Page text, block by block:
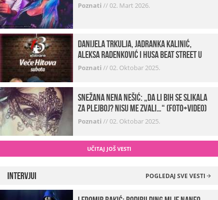
Poznati //02. Mart 2026.
Danijela Trkulja, Jadranka Kalinić,
Aleksa Radenković i Husa Beat Street u
Kabareu 13
Poznati //02. Oktobar 2025.
Snežana Nena Nešić: „Da li bih se slikala
za Plejboj? Nisu me zvali…“ (FOTO+VIDEO)
Poznati //02. Oktobar 2025.
UČITAJ JOŠ VESTI
Intervjui POGLEDAJ SVE VESTI